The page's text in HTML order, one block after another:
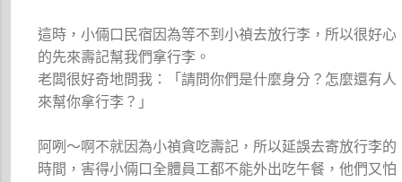
這時，小倆口民宿因為等不到小禎去放行李，所以很好心
的先來壽記幫我們拿行李。
老闆很好奇地問我：「請問你們是什麼身分？怎麼還有人
來幫你拿行李？」
阿咧～啊不就因為小禎貪吃壽記，所以延誤去寄放行李的
時間，害得小倆口全體員工都不能外出吃午餐，他們又怕